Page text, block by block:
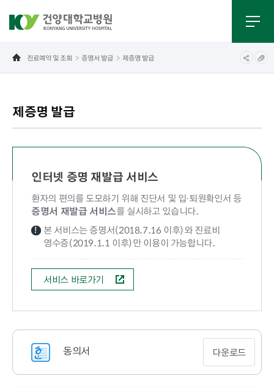
진료예약 및 조회 증명서 발급 제증명 발급
제증명 발급
인터넷 증명 재발급 서비스
환자의 편의를 도모하기 위해 진단서 및 입·퇴원확인서 등
증명서 재발급 서비스를 실시하고 있습니다.
본 서비스는 증명서(2018.7.16 이후)와 진료비
영수증(2019.1.1 이후)만 이용이 가능합니다.
서비스 바로가기
동의서 다운로드